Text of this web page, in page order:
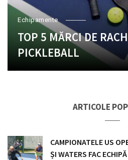
Echipamente
TOP 5 MĂRCI DE
PICKLEBALL
ARTICOLE
CAMPIONATELE US
ȘI WATERS FAC ECHIPĂ